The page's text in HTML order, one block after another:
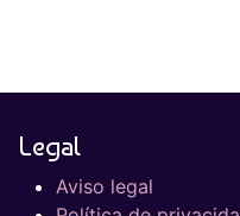
Legal
Aviso legal